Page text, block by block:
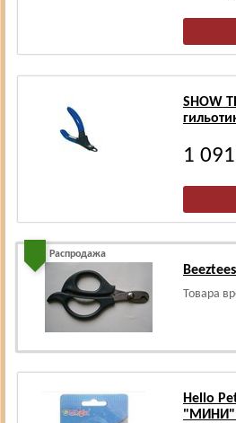
SHOW
1 091
Распродажа
Товара
Hello
"МИНИ"